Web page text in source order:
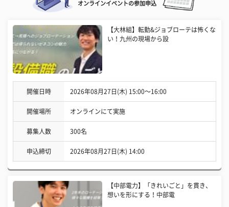
オンラインイベントの参加申込
【大林組】転勤&ジョブローテは怖くな
い！九州の現場から設
開催日時 2026年08月27日(木) 15:00〜16:00
開催場所 オンラインにて実施
募集人数 300名
申込締切 2026年08月27日(木) 14:00
【中部電力】「きれいごと」を貫き、
想いを形にする！中部電